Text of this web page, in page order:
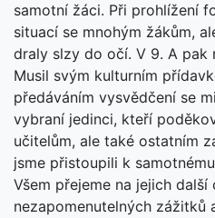
samotní žáci. Při prohlížení
situací se mnohým žákům,
draly slzy do očí. V 9. A pak
Musil svým kulturním
předáváním vysvědčení se
vybraní jedinci, kteří
učitelům, ale také ostatním
jsme přistoupili k
Všem přejeme na jejich další
nezapomenutelných zážitků